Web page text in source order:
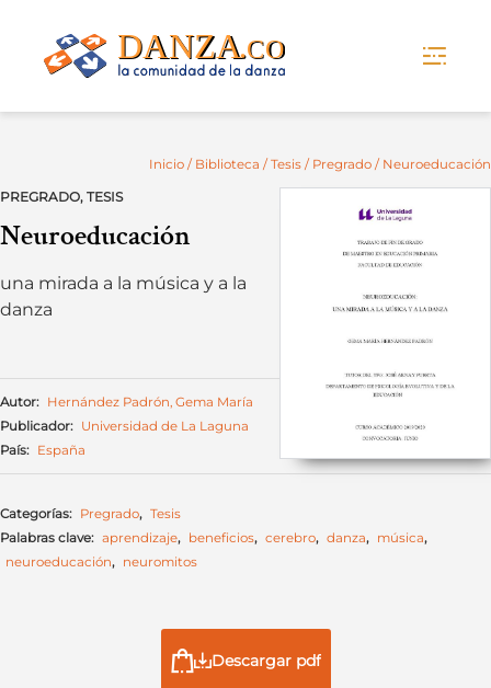
Inicio / Biblioteca / Tesis / Pregrado / Neuroeducación
PREGRADO, TESIS
Neuroeducación
una mirada a la música y a la
danza
Autor: Hernández Padrón, Gema María
Publicador: Universidad de La Laguna
País: España
Categorías: Pregrado, Tesis
Palabras clave: aprendizaje, beneficios, cerebro, danza, música,
neuroeducación, neuromitos
Descargar pdf